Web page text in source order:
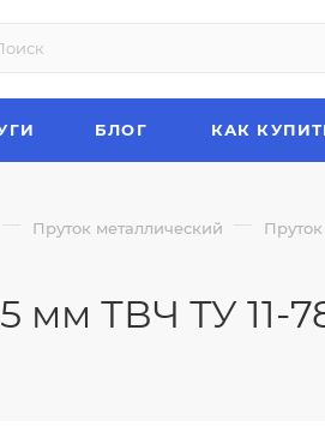
БЛОГ КАК
— Пруток металлический —
мм ТВЧ ТУ 11-